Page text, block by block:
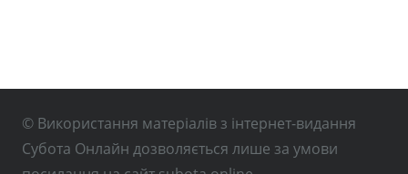
© Використання матеріалів з інтернет-видання
Субота Онлайн дозволяється лише за умови